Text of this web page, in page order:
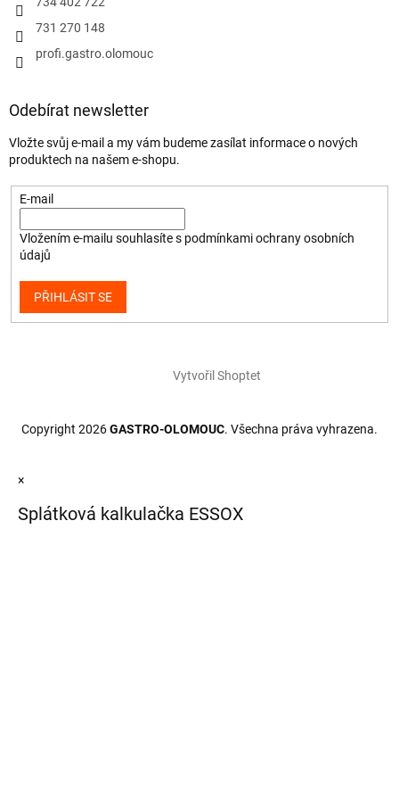
731 270 148
profi.gastro.olomouc
Odebírat newsletter
Vložte svůj e-mail a my vám budeme zasílat informace o nových
produktech na našem e-shopu.
E-mail
Vložením e-mailu souhlasíte s podmínkami ochrany osobních
údajů
PŘIHLÁSIT SE
Vytvořil Shoptet
Copyright 2026GASTRO-OLOMOUC. Všechna práva vyhrazena.
×
Splátková kalkulačka ESSOX